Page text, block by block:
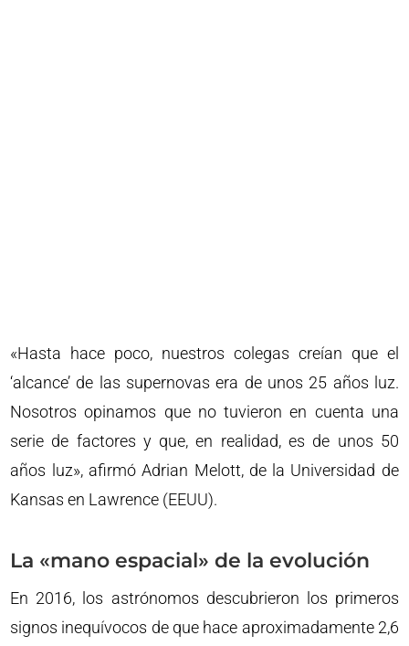
«Hasta hace poco, nuestros colegas creían que el
‘alcance’ de las supernovas era de unos 25 años luz.
Nosotros opinamos que no tuvieron en cuenta una
serie de factores y que, en realidad, es de unos 50
años luz», afirmó Adrian Melott, de la Universidad de
Kansas en Lawrence (EEUU).
La «mano espacial» de la evolución
En 2016, los astrónomos descubrieron los primeros
signos inequívocos de que hace aproximadamente 2,6